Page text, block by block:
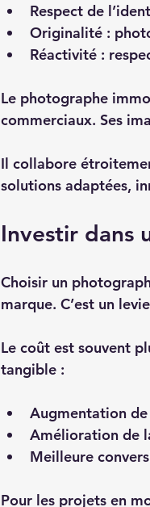
Respect de
Originalité :
Réactivité :
Le photographe
commerciaux. Ses
Il collabore
solutions adaptées,
Investir dans
Choisir un
marque. C’est un
Le coût est souvent
tangible :
Augmentation
Amélioration de
Meilleure
Pour les projets en